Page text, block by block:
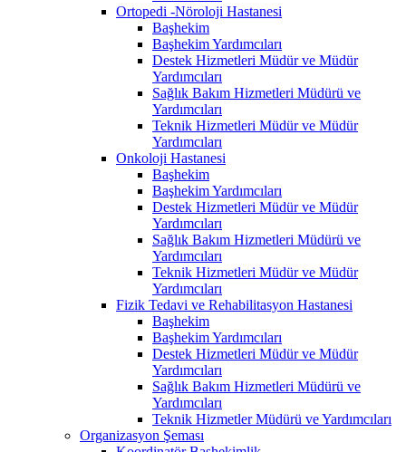
Ortopedi -Nöroloji Hastanesi
Başhekim
Başhekim Yardımcıları
Destek Hizmetleri Müdür ve Müdür
Yardımcıları
Sağlık Bakım Hizmetleri Müdürü ve
Yardımcıları
Teknik Hizmetleri Müdür ve Müdür
Yardımcıları
Onkoloji Hastanesi
Başhekim
Başhekim Yardımcıları
Destek Hizmetleri Müdür ve Müdür
Yardımcıları
Sağlık Bakım Hizmetleri Müdürü ve
Yardımcıları
Teknik Hizmetleri Müdür ve Müdür
Yardımcıları
Fizik Tedavi ve Rehabilitasyon Hastanesi
Başhekim
Başhekim Yardımcıları
Destek Hizmetleri Müdür ve Müdür
Yardımcıları
Sağlık Bakım Hizmetleri Müdürü ve
Yardımcıları
Teknik Hizmetler Müdürü ve Yardımcıları
Organizasyon Şeması